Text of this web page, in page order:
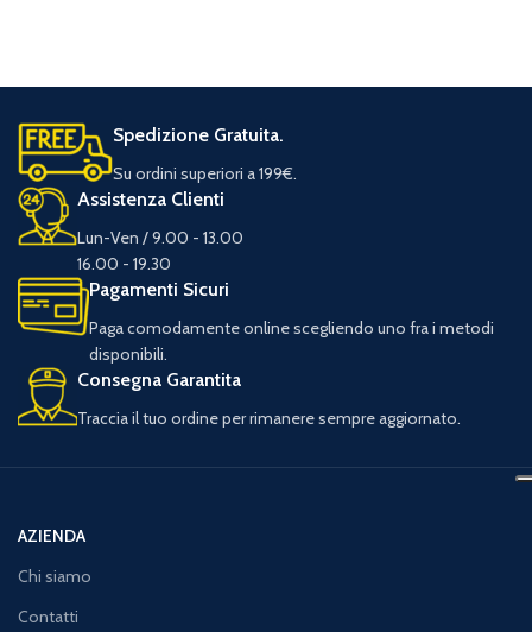
Spedizione Gratuita.
Su ordini superiori a 199€.
Assistenza Clienti
Lun-Ven / 9.00 - 13.00
16.00 - 19.30
Pagamenti Sicuri
Paga comodamente online scegliendo uno fra i metodi
disponibili.
Consegna Garantita
Traccia il tuo ordine per rimanere sempre aggiornato.
AZIENDA
Chi siamo
Contatti